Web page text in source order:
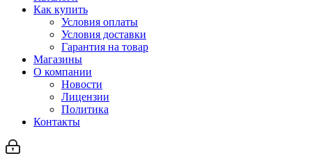
Как купить
Условия оплаты
Условия доставки
Гарантия на товар
Магазины
О компании
Новости
Лицензии
Политика
Контакты